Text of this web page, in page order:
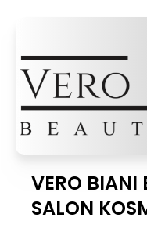
VERO BIANI
SALON